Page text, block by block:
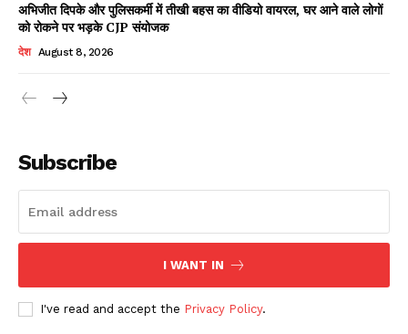
Read Latest News on AIN
अभिजीत दिपके और पुलिसकर्मी में तीखी बहस का वीडियो वायरल, घर आने वाले लोगों
को रोकने पर भड़के CJP संयोजक
देश August 8, 2026
Subscribe
I WANT IN
I've read and accept the Privacy Policy.